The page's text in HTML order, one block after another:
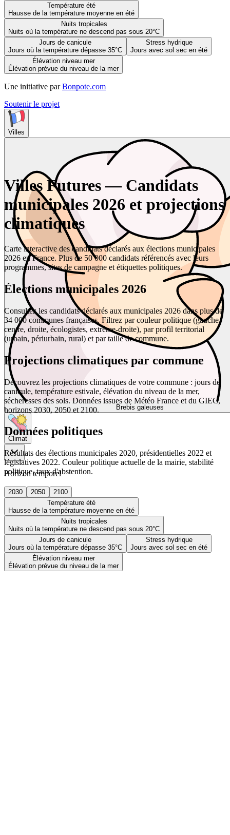
Température été
Hausse de la température moyenne en été
Nuits tropicales
Nuits où la température ne descend pas sous 20°C
Jours de canicule
Jours où la température dépasse 35°C
Stress hydrique
Jours avec sol sec en été
Élévation niveau mer
Élévation prévue du niveau de la mer
Une initiative par Bonpote.com
Soutenir le projet
Villes
Brebis galeuses
Climat
Horizon temporel
2030 2050
2100
Température été
Hausse de la température moyenne en été
Nuits tropicales
Nuits où la température ne descend pas sous 20°C
Jours de canicule
Jours où la température dépasse 35°C
Stress hydrique
Jours avec sol sec en été
Élévation niveau mer
Élévation prévue du niveau de la mer
Villes Futures — Candidats
municipales 2026 et projections
climatiques
Carte interactive des candidats déclarés aux élections municipales
2026 en France. Plus de 50 000 candidats référencés avec leurs
programmes, sites de campagne et étiquettes politiques.
Élections municipales 2026
Consultez les candidats déclarés aux municipales 2026 dans plus de
34 000 communes françaises. Filtrez par couleur politique (gauche,
centre, droite, écologistes, extrême-droite), par profil territorial
(urbain, périurbain, rural) et par taille de commune.
Projections climatiques par commune
Découvrez les projections climatiques de votre commune : jours de
canicule, température estivale, élévation du niveau de la mer,
sécheresses des sols. Données issues de Météo France et du GIEC,
horizons 2030, 2050 et 2100.
Données politiques
Résultats des élections municipales 2020, présidentielles 2022 et
législatives 2022. Couleur politique actuelle de la mairie, stabilité
politique, taux d'abstention.